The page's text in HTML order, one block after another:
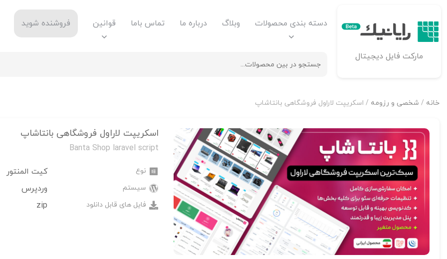
مارکت فایل دیجیتال
دسته بندی محصولات وبلاگ درباره ما تماس باما قوانین فروشنده شوید
خانه / شخصی و رزومه / اسکریپت لاراول فروشگاهی بانتاشاپ
اسکریپت لاراول فروشگاهی بانتاشاپ
Banta Shop laravel script
نوع کیت المنتور
سیستم وردپرس
فایل های قابل دانلود zip